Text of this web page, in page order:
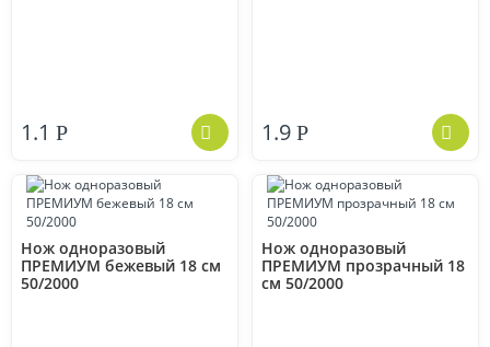
1.1 Р 1.9 Р
Нож одноразовый
ПРЕМИУМ бежевый 18 см
50/2000
Нож одноразовый
ПРЕМИУМ прозрачный 18
см 50/2000